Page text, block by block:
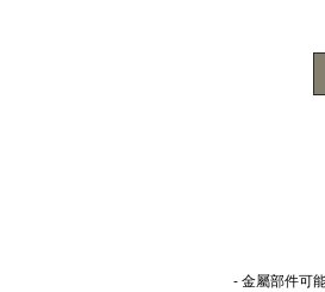
-金屬部件可